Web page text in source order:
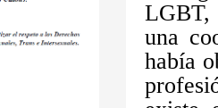
LGBT,
una
había